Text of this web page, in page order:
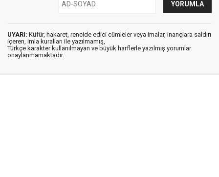
UYARI: Küfür, hakaret, rencide edici cümleler veya imalar, inançlara saldırı
içeren, imla kuralları ile yazılmamış,
Türkçe karakter kullanılmayan ve büyük harflerle yazılmış yorumlar
onaylanmamaktadır.